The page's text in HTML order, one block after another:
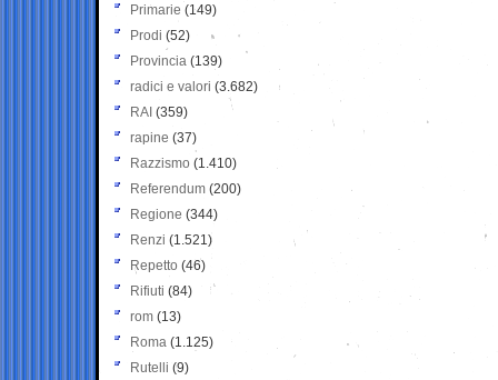
Primarie (149)
Prodi (52)
Provincia (139)
radici e valori (3.682)
RAI (359)
rapine (37)
Razzismo (1.410)
Referendum (200)
Regione (344)
Renzi (1.521)
Repetto (46)
Rifiuti (84)
rom (13)
Roma (1.125)
Rutelli (9)